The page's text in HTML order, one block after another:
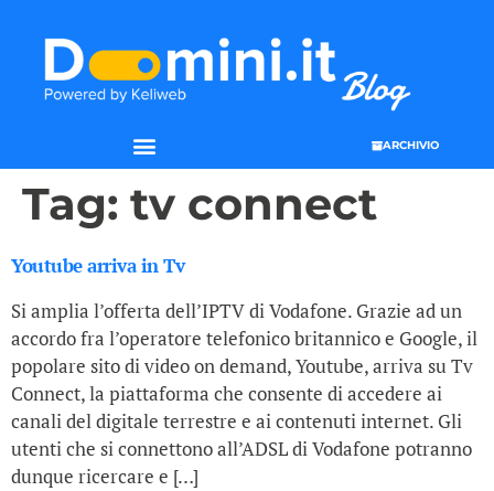
ARCHIVIO
Tag: tv connect
Youtube arriva in Tv
Si amplia l’offerta dell’IPTV di Vodafone. Grazie ad un
accordo fra l’operatore telefonico britannico e Google, il
popolare sito di video on demand, Youtube, arriva su Tv
Connect, la piattaforma che consente di accedere ai
canali del digitale terrestre e ai contenuti internet. Gli
utenti che si connettono all’ADSL di Vodafone potranno
dunque ricercare e […]